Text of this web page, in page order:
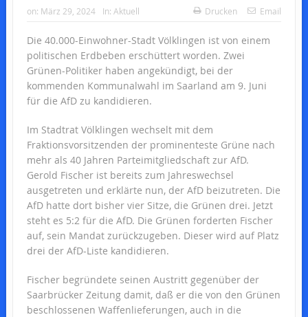
on: März 29, 2024 In: Aktuell Drucken Email
Die 40.000-Einwohner-Stadt Völklingen ist von einem
politischen Erdbeben erschüttert worden. Zwei
Grünen-Politiker haben angekündigt, bei der
kommenden Kommunalwahl im Saarland am 9. Juni
für die AfD zu kandidieren.
Im Stadtrat Völklingen wechselt mit dem
Fraktionsvorsitzenden der prominenteste Grüne nach
mehr als 40 Jahren Parteimitgliedschaft zur AfD.
Gerold Fischer ist bereits zum Jahreswechsel
ausgetreten und erklärte nun, der AfD beizutreten. Die
AfD hatte dort bisher vier Sitze, die Grünen drei. Jetzt
steht es 5:2 für die AfD. Die Grünen forderten Fischer
auf, sein Mandat zurückzugeben. Dieser wird auf Platz
drei der AfD-Liste kandidieren.
Fischer begründete seinen Austritt gegenüber der
Saarbrücker Zeitung damit, daß er die von den Grünen
beschlossenen Waffenlieferungen, auch in die